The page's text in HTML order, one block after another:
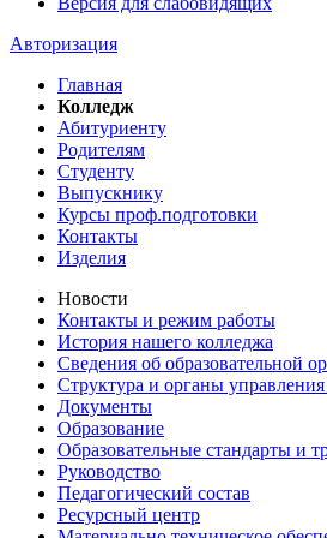
Авторизация
Главная
Колледж
Абитуриенту
Родителям
Студенту
Выпускнику
Курсы проф.подготовки
Контакты
Изделия
Новости
Контакты и режим работы
История нашего колледжа
Сведения об образовательной
Структура и органы
Документы
Образование
Образовательные стандарты и
Руководство
Педагогический состав
Ресурсный центр